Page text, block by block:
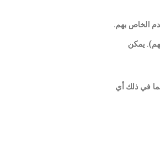
الخاص بهم.
يمكن
في ذلك أي